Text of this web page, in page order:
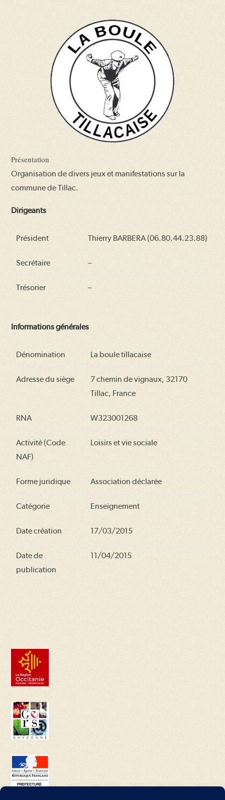
Présentation
Organisation de divers jeux et manifestations sur la
commune de Tillac.
Dirigeants
Président Thierry BARBERA (06.80.44.23.88)
Secrétaire –
Trésorier –
Informations générales
Dénomination La boule tillacaise
Adresse du siège
7 chemin de vignaux, 32170
Tillac, France
RNA W323001268
Activité (Code
NAF)
Loisirs et vie sociale
Forme juridique Association déclarée
Catégorie Enseignement
Date création 17/03/2015
Date de
publication
11/04/2015